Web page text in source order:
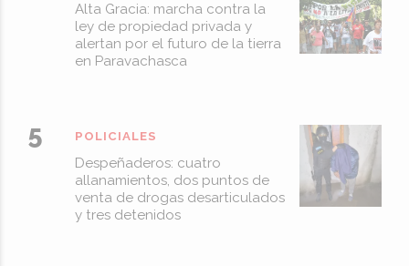
Alta Gracia: marcha contra la
ley de propiedad privada y
alertan por el futuro de la tierra
en Paravachasca
Despeñaderos: cuatro
allanamientos, dos puntos de
venta de drogas desarticulados
y tres detenidos
POLICIALES